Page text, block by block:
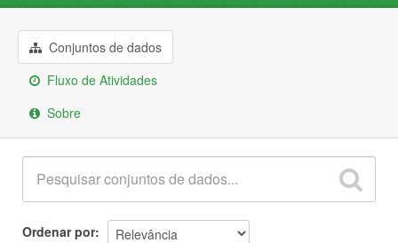
SobreConjuntos de dados
Fluxo de Atividades
Sobre
Ordenar por